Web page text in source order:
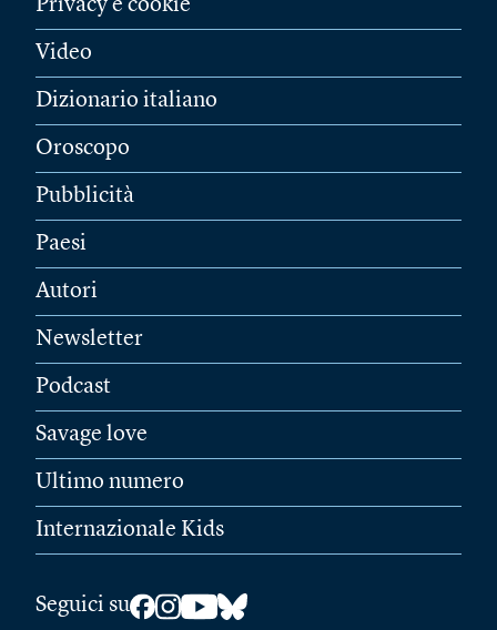
Privacy e cookie
Video
Dizionario italiano
Oroscopo
Pubblicità
Paesi
Autori
Newsletter
Podcast
Savage love
Ultimo numero
Internazionale Kids
Seguici su